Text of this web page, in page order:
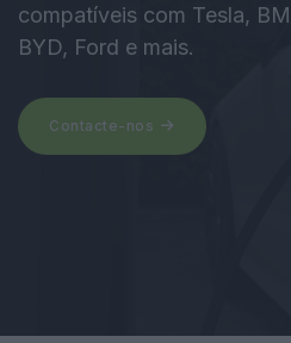
compatíveis com Tesla,
BYD, Ford e mais.
Contacte-nos